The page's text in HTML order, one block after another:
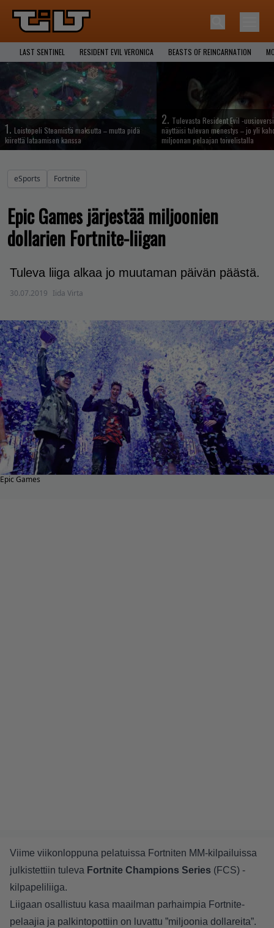
LAST SENTINEL RESIDENT EVIL VERONICA BEASTS OF REINCARNATION
1. Loistopeli Steamistä maksutta – mutta pidä
kiirettä lataamisen kanssa
2. Tulevasta Resident Evil -
näyttäisi tulevan menestys – jo yli
miljoonan pelaajan toivelistalla
eSports Fortnite
Epic Games järjestää miljoonien
dollarien Fortnite-liigan
Tuleva liiga alkaa jo muutaman päivän päästä.
30.07.2019 Iida Virta
Epic Games
Viime viikonloppuna pelatuissa Fortniten MM-kilpailuissa
julkistettiin tuleva Fortnite Champions Series (FCS) -
kilpapeliliiga.
Liigaan osallistuu kasa maailman parhaimpia Fortnite-
pelaajia ja palkintopottiin on luvattu ”miljoonia dollareita”.